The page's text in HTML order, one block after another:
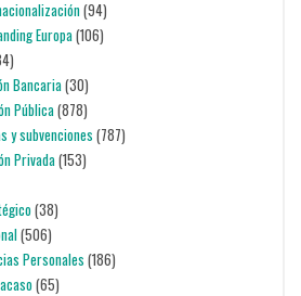
(94)
Europa(106)
Bancaria(30)
Pública(878)
y subvenciones (787)
Privada(153)
(38)
(506)
Personales (186)
(65)